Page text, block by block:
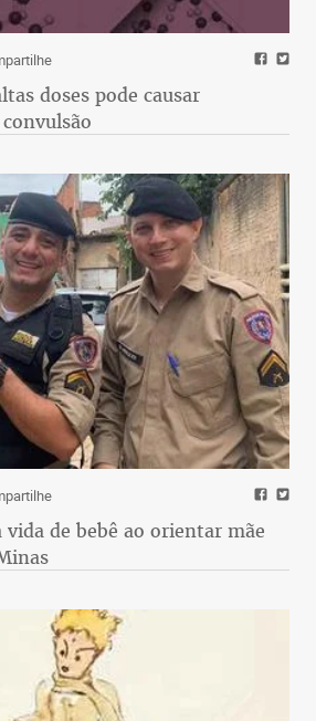
doses pode causar
vida de bebê ao orientar mãe